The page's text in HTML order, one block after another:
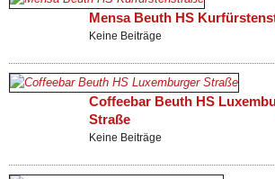
Mensa Beuth HS
Keine Beiträge
Coffeebar Beuth HS
Straße
Keine Beiträge